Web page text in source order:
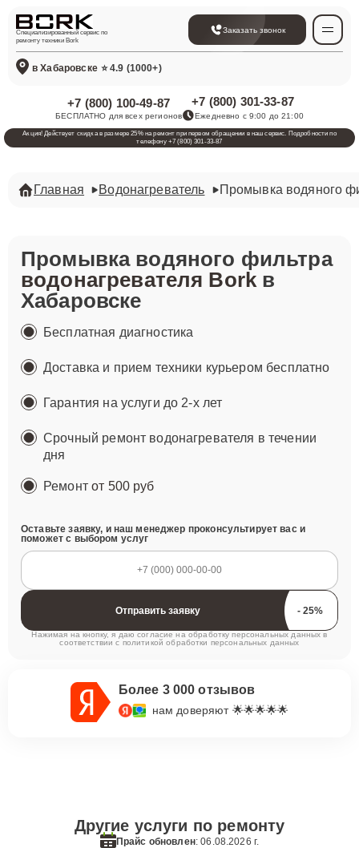
Специализированный сервис по
ремонту техники Bork
Заказать звонок
в Хабаровске ⭐ 4.9 (1000+)
+7 (800) 100-49-87
БЕСПЛАТНО для всех регионов
+7 (800) 301-33-87
Ежедневно с 9:00 до 21:00
Акция! Действует скидка в размере 25% на ремонт при первом обращении в наш сервис. Подробности по
телефону +7 (800) 301-33-87
Главная Водонагреватель Промывка водяного
Промывка водяного фильтра
водонагревателя Borkв
Хабаровске
Бесплатная диагностика
Доставка и прием техники курьером бесплатно
Гарантия на услуги до 2-х лет
Срочный ремонт водонагревателя в течении
дня
Ремонтот 500 руб
Оставьте заявку, и наш менеджер проконсультирует вас и
поможет с выбором услуг
Отправить заявку
Нажимая на кнопку, я даю согласие на обработку персональных данных в
соответствии с политикой обработки персональных данных
Более 3 000 отзывов
нам доверяют 🌟🌟🌟🌟🌟
Другие услуги по ремонту
Прайс обновлен: 06.08.2026 г.